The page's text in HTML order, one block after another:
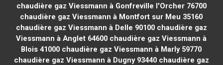
chaudière gaz Viessmann à Gonfreville l'Orcher 76700
chaudière gaz Viessmann à Montfort sur Meu 35160
chaudière gaz Viessmann à Delle 90100chaudière gaz
Viessmann à Anglet 64600 chaudière gaz Viessmann à
Blois 41000 chaudière gaz Viessmann à Marly 59770
chaudière gaz Viessmann à Dugny 93440chaudière gaz